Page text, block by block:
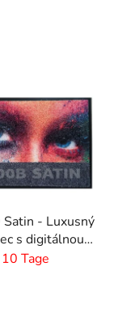
- Luxusný
s digitálnou
a absorbčnou
10 Tage